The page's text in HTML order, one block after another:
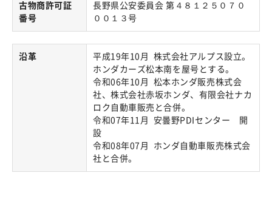
古物商許可証
番号
長野県公安委員会 第４８１２５０７０
００１３号
沿革
平成19年10月 株式会社アルプス設立。
ホンダカーズ松本南を屋号とする。
令和06年10月 松本ホンダ販売株式会
社、株式会社赤坂ホンダ、有限会社ナカ
ロク自動車販売と合併。
令和07年11月 安曇野PDIセンター 開
設
令和08年07月 ホンダ自動車販売株式会
社と合併。